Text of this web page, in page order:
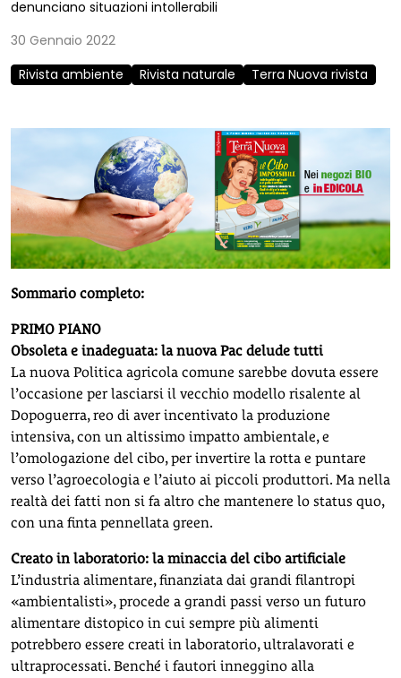
denunciano situazioni intollerabili
30 Gennaio 2022
Rivista ambiente
Rivista naturale Terra Nuova rivista
Sommario completo:
PRIMO PIANO
Obsoleta e inadeguata: la nuova Pac delude tutti
La nuova Politica agricola comune sarebbe dovuta essere
l’occasione per lasciarsi il vecchio modello risalente al
Dopoguerra, reo di aver incentivato la produzione
intensiva, con un altissimo impatto ambientale, e
l’omologazione del cibo, per invertire la rotta e puntare
verso l’agroecologia e l’aiuto ai piccoli produttori. Ma nella
realtà dei fatti non si fa altro che mantenere lo status quo,
con una finta pennellata green.
Creato in laboratorio: la minaccia del cibo artificiale
L’industria alimentare, finanziata dai grandi filantropi
«ambientalisti», procede a grandi passi verso un futuro
alimentare distopico in cui sempre più alimenti
potrebbero essere creati in laboratorio, ultralavorati e
ultraprocessati. Benché i fautori inneggino alla